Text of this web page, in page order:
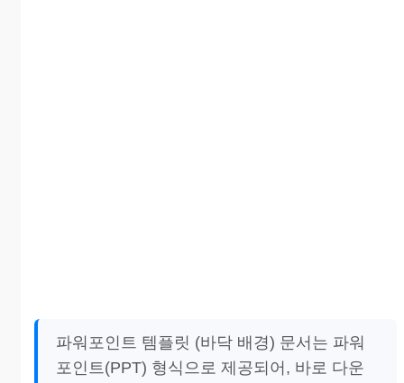
파워포인트 템플릿 (바닥 배경) 문서는 파워
포인트(PPT) 형식으로 제공되어, 바로 다운